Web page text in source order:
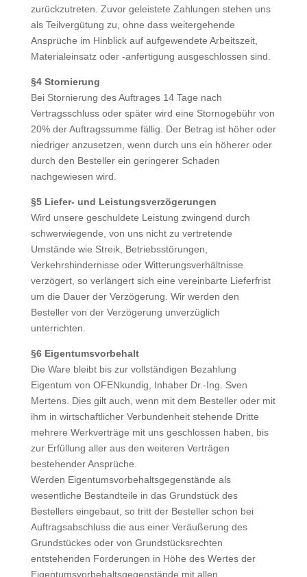
zurückzutreten. Zuvor geleistete Zahlungen stehen uns
als Teilvergütung zu, ohne dass weitergehende
Ansprüche im Hinblick auf aufgewendete Arbeitszeit,
Materialeinsatz oder -anfertigung ausgeschlossen sind.
§4 Stornierung
Bei Stornierung des Auftrages 14 Tage nach
Vertragsschluss oder später wird eine Stornogebühr von
20% der Auftragssumme fällig. Der Betrag ist höher oder
niedriger anzusetzen, wenn durch uns ein höherer oder
durch den Besteller ein geringerer Schaden
nachgewiesen wird.
§5 Liefer- und Leistungsverzögerungen
Wird unsere geschuldete Leistung zwingend durch
schwerwiegende, von uns nicht zu vertretende
Umstände wie Streik, Betriebsstörungen,
Verkehrshindernisse oder Witterungsverhältnisse
verzögert, so verlängert sich eine vereinbarte Lieferfrist
um die Dauer der Verzögerung. Wir werden den
Besteller von der Verzögerung unverzüglich
unterrichten.
§6 Eigentumsvorbehalt
Die Ware bleibt bis zur vollständigen Bezahlung
Eigentum von OFENkundig, Inhaber Dr.-Ing. Sven
Mertens. Dies gilt auch, wenn mit dem Besteller oder mit
ihm in wirtschaftlicher Verbundenheit stehende Dritte
mehrere Werkverträge mit uns geschlossen haben, bis
zur Erfüllung aller aus den weiteren Verträgen
bestehender Ansprüche.
Werden Eigentumsvorbehaltsgegenstände als
wesentliche Bestandteile in das Grundstück des
Bestellers eingebaut, so tritt der Besteller schon bei
Auftragsabschluss die aus einer Veräußerung des
Grundstückes oder von Grundstücksrechten
entstehenden Forderungen in Höhe des Wertes der
Eigentumsvorbehaltsgegenstände mit allen